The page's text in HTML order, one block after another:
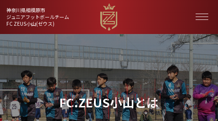
神奈川県相模原市
ジュニアフットボールチーム
FC ZEUS小山(ゼウス)
FC.ZEUS小山とは